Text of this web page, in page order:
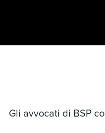
Gli avvocati di BSP